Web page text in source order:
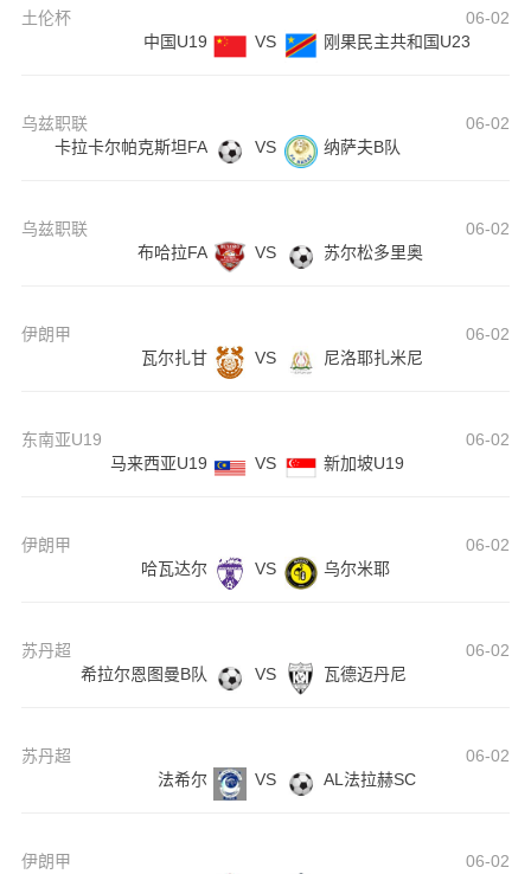
土伦杯
06-02
中国U19
VS 刚果民主共和国U23
乌兹职联
06-02
卡拉卡尔帕克斯坦FA
VS 纳萨夫B队
乌兹职联
06-02
布哈拉FA
VS 苏尔松多里奥
伊朗甲
06-02
瓦尔扎甘
VS 尼洛耶扎米尼
东南亚U19
06-02
马来西亚U19
VS 新加坡U19
伊朗甲
06-02
哈瓦达尔
VS 乌尔米耶
苏丹超
06-02
希拉尔恩图曼B队
VS 瓦德迈丹尼
苏丹超
06-02
法希尔
VS AL法拉赫SC
伊朗甲 06-02